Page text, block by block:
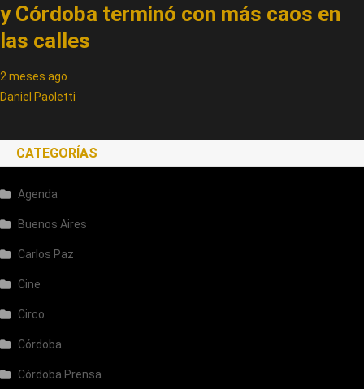
y Córdoba terminó con más caos en
las calles
2 meses ago
Daniel Paoletti
CATEGORÍAS
Agenda
Buenos Aires
Carlos Paz
Cine
Circo
Córdoba
Córdoba Prensa